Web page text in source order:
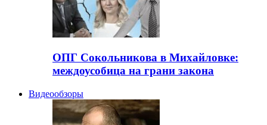
ОПГ Сокольникова в Михайловке:
междоусобица на грани закона
Видеообзоры